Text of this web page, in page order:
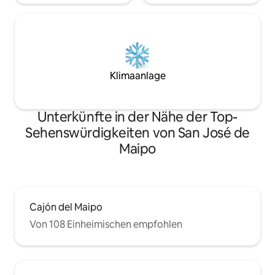
Klimaanlage
Unterkünfte in der Nähe der Top-
Sehenswürdigkeiten von San José de
Maipo
Cajón del Maipo
Von 108 Einheimischen empfohlen